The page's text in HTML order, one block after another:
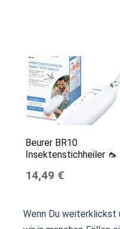
Beurer BR10
Insektenstichheiler 🦟
14,49 €
Wenn Du